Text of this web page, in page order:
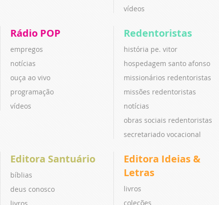
vídeos
Rádio POP
empregos
notícias
ouça ao vivo
programação
vídeos
Redentoristas
história pe. vitor
hospedagem santo afonso
missionários redentoristas
missões redentoristas
notícias
obras sociais redentoristas
secretariado vocacional
Editora Santuário
bíblias
deus conosco
Editora Ideias &
Letras
livros
coleções